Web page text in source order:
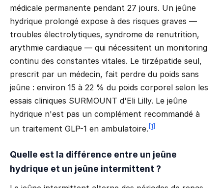
médicale permanente pendant 27 jours. Un jeûne
hydrique prolongé expose à des risques graves —
troubles électrolytiques, syndrome de renutrition,
arythmie cardiaque — qui nécessitent un monitoring
continu des constantes vitales. Le tirzépatide seul,
prescrit par un médecin, fait perdre du poids sans
jeûne : environ 15 à 22 % du poids corporel selon les
essais cliniques SURMOUNT d'Eli Lilly. Le jeûne
hydrique n'est pas un complément recommandé à
un traitement GLP-1 en ambulatoire. [1]
Quelle est la différence entre un jeûne
hydrique et un jeûne intermittent ?